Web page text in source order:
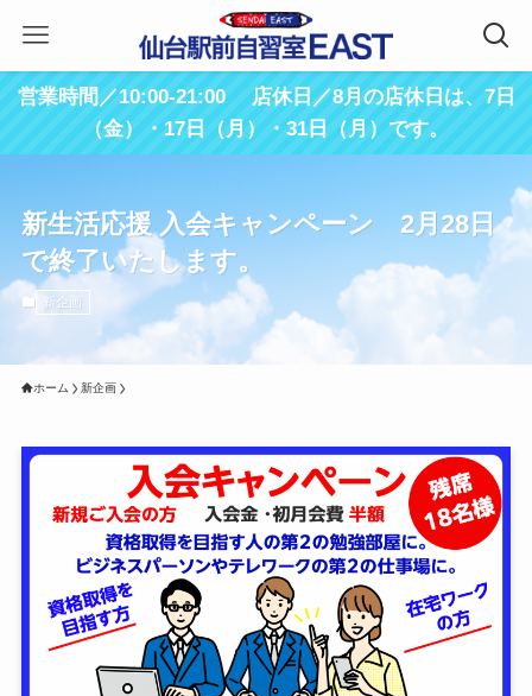
営業時間／10:00-21:00 店休日／8月の店休日は、7日
（金）・17日（月）・31日（月）です。
新生活応援 入会キャンペーン 2月28日
で終了いたします。
新企画
ホーム 新企画